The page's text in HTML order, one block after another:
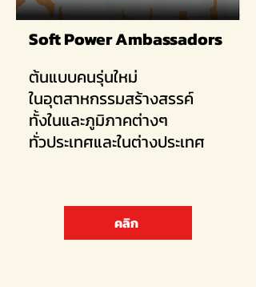
Soft Power Ambassadors
ต้นแบบคนรุ่นใหม่
ในอุตสาหกรรมสร้างสรรค์
ทั้งในและภูมิภาคต่างๆ
ทั่วประเทศและในต่างประเทศ
คลิก